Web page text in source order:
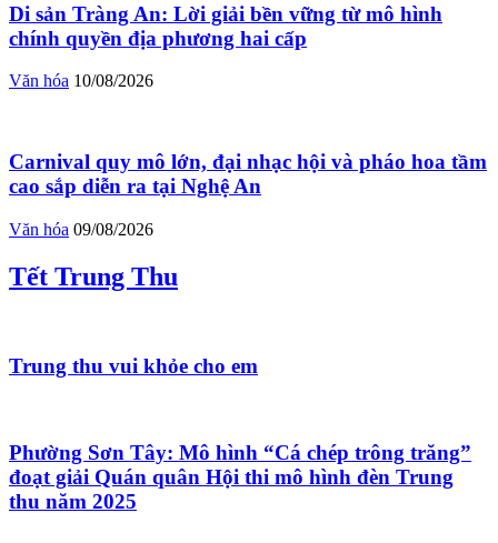
Di sản Tràng An: Lời giải bền vững từ mô hình
chính quyền địa phương hai cấp
Văn hóa 10/08/2026
Carnival quy mô lớn, đại nhạc hội và pháo hoa tầm
cao sắp diễn ra tại Nghệ An
Văn hóa 09/08/2026
Tết Trung Thu
Trung thu vui khỏe cho em
Phường Sơn Tây: Mô hình “Cá chép trông trăng”
đoạt giải Quán quân Hội thi mô hình đèn Trung
thu năm 2025